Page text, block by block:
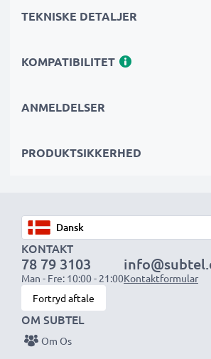
Uundværlig i enhver fotografs
strøm til intensive, langvarige foto-
Vælg CELLONIC og gå aldrig på
TEKNISKE DETALJER
KOMPATIBILITET
ANMELDELSER
PRODUKTSIKKERHED
KONTAKT
78 79 3103
Man - Fre: 10:00 - 21:00Kontaktformular
Fortryd aftale
OM SUBTEL
Om Os